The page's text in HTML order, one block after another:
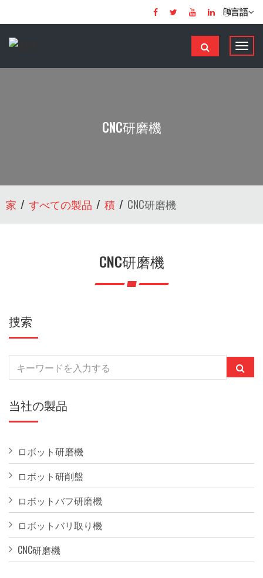
言語
ナ
CNC研磨機
家 すべての製品 積 CNC研磨機
CNC研磨機
捜索
当社の製品
ロボット研磨機
ロボット研削盤
ロボットバフ研磨機
ロボットバリ取り機
CNC研磨機